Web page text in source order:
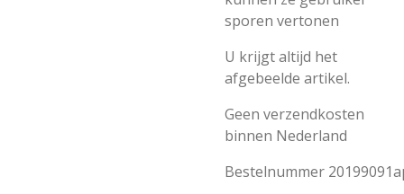
sporen vertonen
U krijgt altijd het
afgebeelde artikel.
Geen verzendkosten
binnen Nederland
Bestelnummer